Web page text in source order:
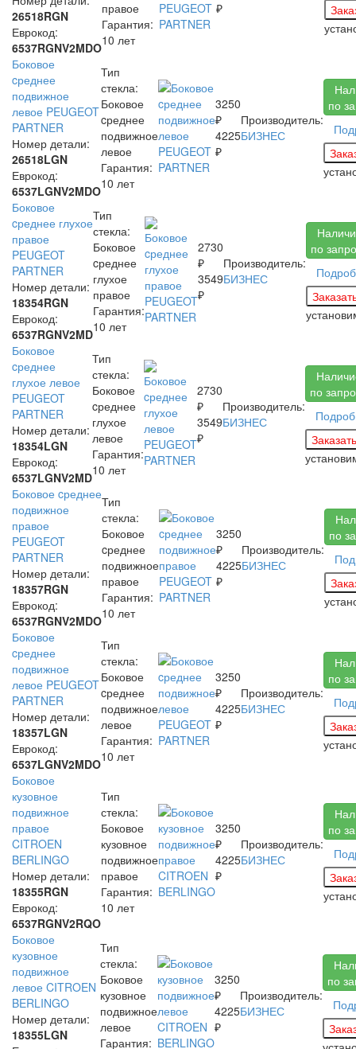
26518RGN
Еврокод:
6537RGNV2MDO
правое
Гарантия:
10 лет
₽
Боковое
cреднее
подвижное
левое PEUGEOT
PARTNER
Номер детали:
26518LGN
Еврокод:
6537LGNV2MDO
Тип
стекла:
Боковое
cреднее
подвижное
левое
Гарантия:
10 лет
3250
₽
4225
₽
Производитель:
БИЗНЕС
по
Боковое
cреднее глухое
правое
PEUGEOT
PARTNER
Номер детали:
18354RGN
Еврокод:
6537RGNV2MD
Тип
стекла:
Боковое
cреднее
глухое
правое
Гарантия:
10 лет
2730
₽
3549
₽
Производитель:
БИЗНЕС
по
Боковое
cреднее
глухое левое
PEUGEOT
PARTNER
Номер детали:
18354LGN
Еврокод:
6537LGNV2MD
Тип
стекла:
Боковое
cреднее
глухое
левое
Гарантия:
10 лет
2730
₽
3549
₽
Производитель:
БИЗНЕС
по
Боковое cреднее
подвижное
правое
PEUGEOT
PARTNER
Номер детали:
18357RGN
Еврокод:
6537RGNV2MDO
Тип
стекла:
Боковое
cреднее
подвижное
правое
Гарантия:
10 лет
3250
₽
4225
₽
Производитель:
БИЗНЕС
по
Боковое
cреднее
подвижное
левое PEUGEOT
PARTNER
Номер детали:
18357LGN
Еврокод:
6537LGNV2MDO
Тип
стекла:
Боковое
cреднее
подвижное
левое
Гарантия:
10 лет
3250
₽
4225
₽
Производитель:
БИЗНЕС
по
Боковое
кузовное
подвижное
правое
CITROEN
BERLINGO
Номер детали:
18355RGN
Еврокод:
6537RGNV2RQO
Тип
стекла:
Боковое
кузовное
подвижное
правое
Гарантия:
10 лет
3250
₽
4225
₽
Производитель:
БИЗНЕС
по
Боковое
кузовное
подвижное
левое CITROEN
BERLINGO
Номер детали:
18355LGN
Тип
стекла:
Боковое
кузовное
подвижное
левое
Гарантия:
3250
₽
4225
₽
Производитель:
БИЗНЕС
по